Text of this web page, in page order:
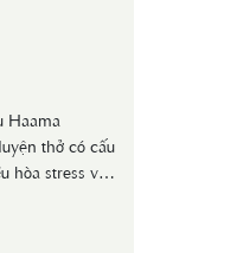
Haama
thở có cấu
hòa stress và